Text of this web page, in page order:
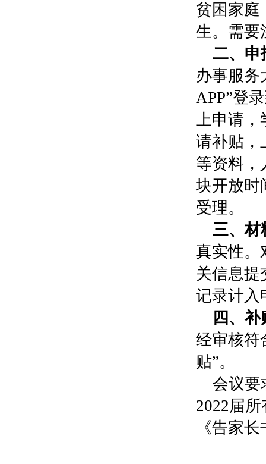
贫困家庭
生。需要
二、申
办事服务
APP”登
上申请，
请补贴，
等资料，
块开放时
受理。
三、材
真实性。
关信息提
记录计入
四、
经审核符
贴”。
会议要
2022届
《告家